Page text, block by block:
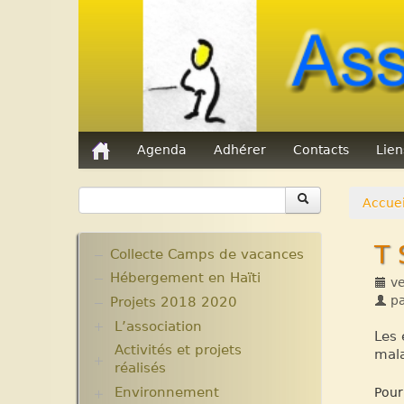
Agenda Adhérer Contacts
Accueil
T
Les
Collecte Camps de vacances
Hébergement en Haïti
Projets 2018 2020
L’association
Assemblées Générales
Nos partenaires.
Activités et projets
réalisés
Ecole Massawist. Verrettes.
Environnement